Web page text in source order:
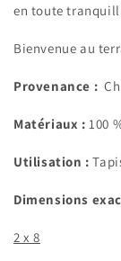
en toute
Bienvenue au
Provenance :
Matériaux : 100
Utilisation :
Dimensions
2 x 8